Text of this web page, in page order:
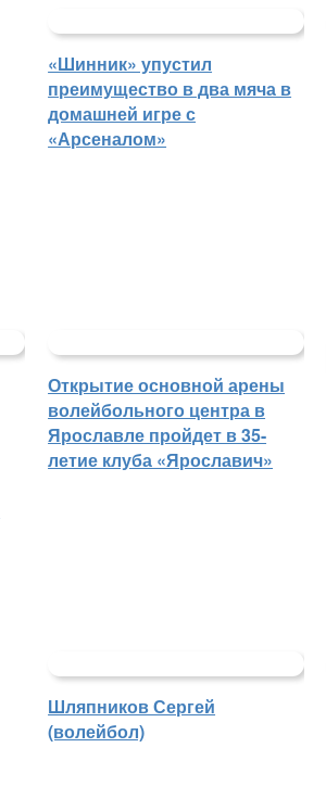
«Шинник» упустил
преимущество в два мяча в
домашней игре с
«Арсеналом»
Открытие основной арены
волейбольного центра в
Ярославле пройдет в 35-
летие клуба «Ярославич»
Шляпников Сергей
(волейбол)